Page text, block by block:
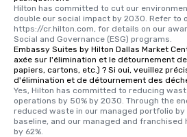
Hilton has committed to cut our
double our social impact by 2030. Refer to
https://cr.hilton.com, for details on our
Social and Governance (ESG) programs.
Embassy Suites by Hilton Dallas Market
axée sur l'élimination et le détournement
papiers, cartons, etc.) ? Si oui, veuillez
d'élimination et de détournement des
Yes, Hilton has committed to reducing
operations by 50% by 2030. Through the
reduced waste in our managed portfolio by
baseline, and our managed and
by 62%.